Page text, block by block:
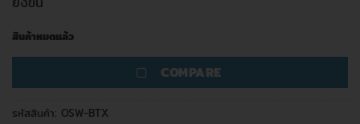
สินค้าหมดแล้ว
COMPARE
รหัสสินค้า: OSW-BTX